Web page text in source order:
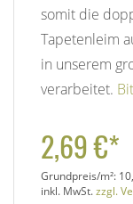
somit die
Tapetenleim
in unserem
verarbeitet.
2,69 €*
Grundpreis/m²:
inkl. MwSt.zzgl.